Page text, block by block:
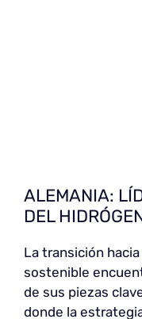
ALEMANIA:
DEL
La transición
sostenible
de sus piezas
donde la